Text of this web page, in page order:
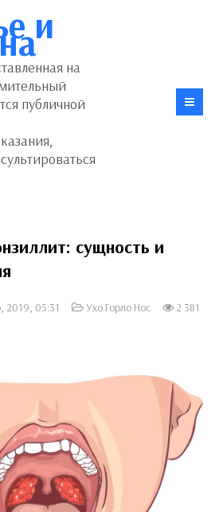
и
на
публичной
сущность и
2019, 05:31 Ухо Горло Нос
2 381